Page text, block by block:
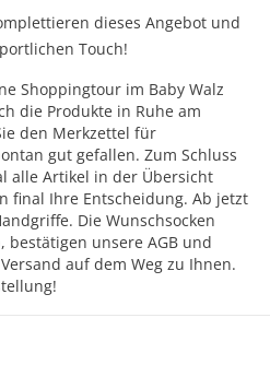
dieses Angebot und
Touch!
Shoppingtour im Baby Walz
die Produkte in Ruhe am
den Merkzettel für
gut gefallen. Zum Schluss
alle Artikel in der Übersicht
final Ihre Entscheidung. Ab jetzt
Die Wunschsocken
bestätigen unsere AGB und
auf dem Weg zu Ihnen.